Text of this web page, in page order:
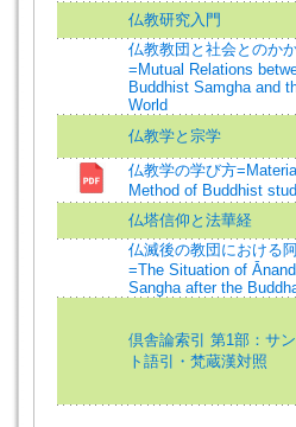
仏教研究入門
仏教教団と社会とのか
=Mutual Relations
Buddhist Samgha and
World
仏教学と宗学
仏教学の学び方
Method of Buddhist
仏塔信仰と法華経
仏滅後の教団における
=The Situation of
Sangha after the
倶舎論索引 第1部：サ
ト語引・梵蔵漢対照